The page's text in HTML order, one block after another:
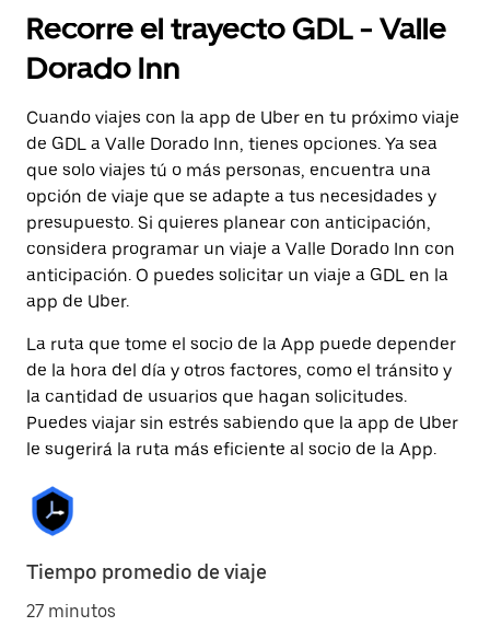
Recorre el trayecto GDL - Valle
Dorado Inn
Cuando viajes con la app de Uber en tu próximo viaje
de GDL a Valle Dorado Inn, tienes opciones. Ya sea
que solo viajes tú o más personas, encuentra una
opción de viaje que se adapte a tus necesidades y
presupuesto. Si quieres planear con anticipación,
considera programar un viaje a Valle Dorado Inn con
anticipación. O puedes solicitar un viaje a GDL en la
app de Uber.
La ruta que tome el socio de la App puede depender
de la hora del día y otros factores, como el tránsito y
la cantidad de usuarios que hagan solicitudes.
Puedes viajar sin estrés sabiendo que la app de Uber
le sugerirá la ruta más eficiente al socio de la App.
Tiempo promedio de viaje
27 minutos